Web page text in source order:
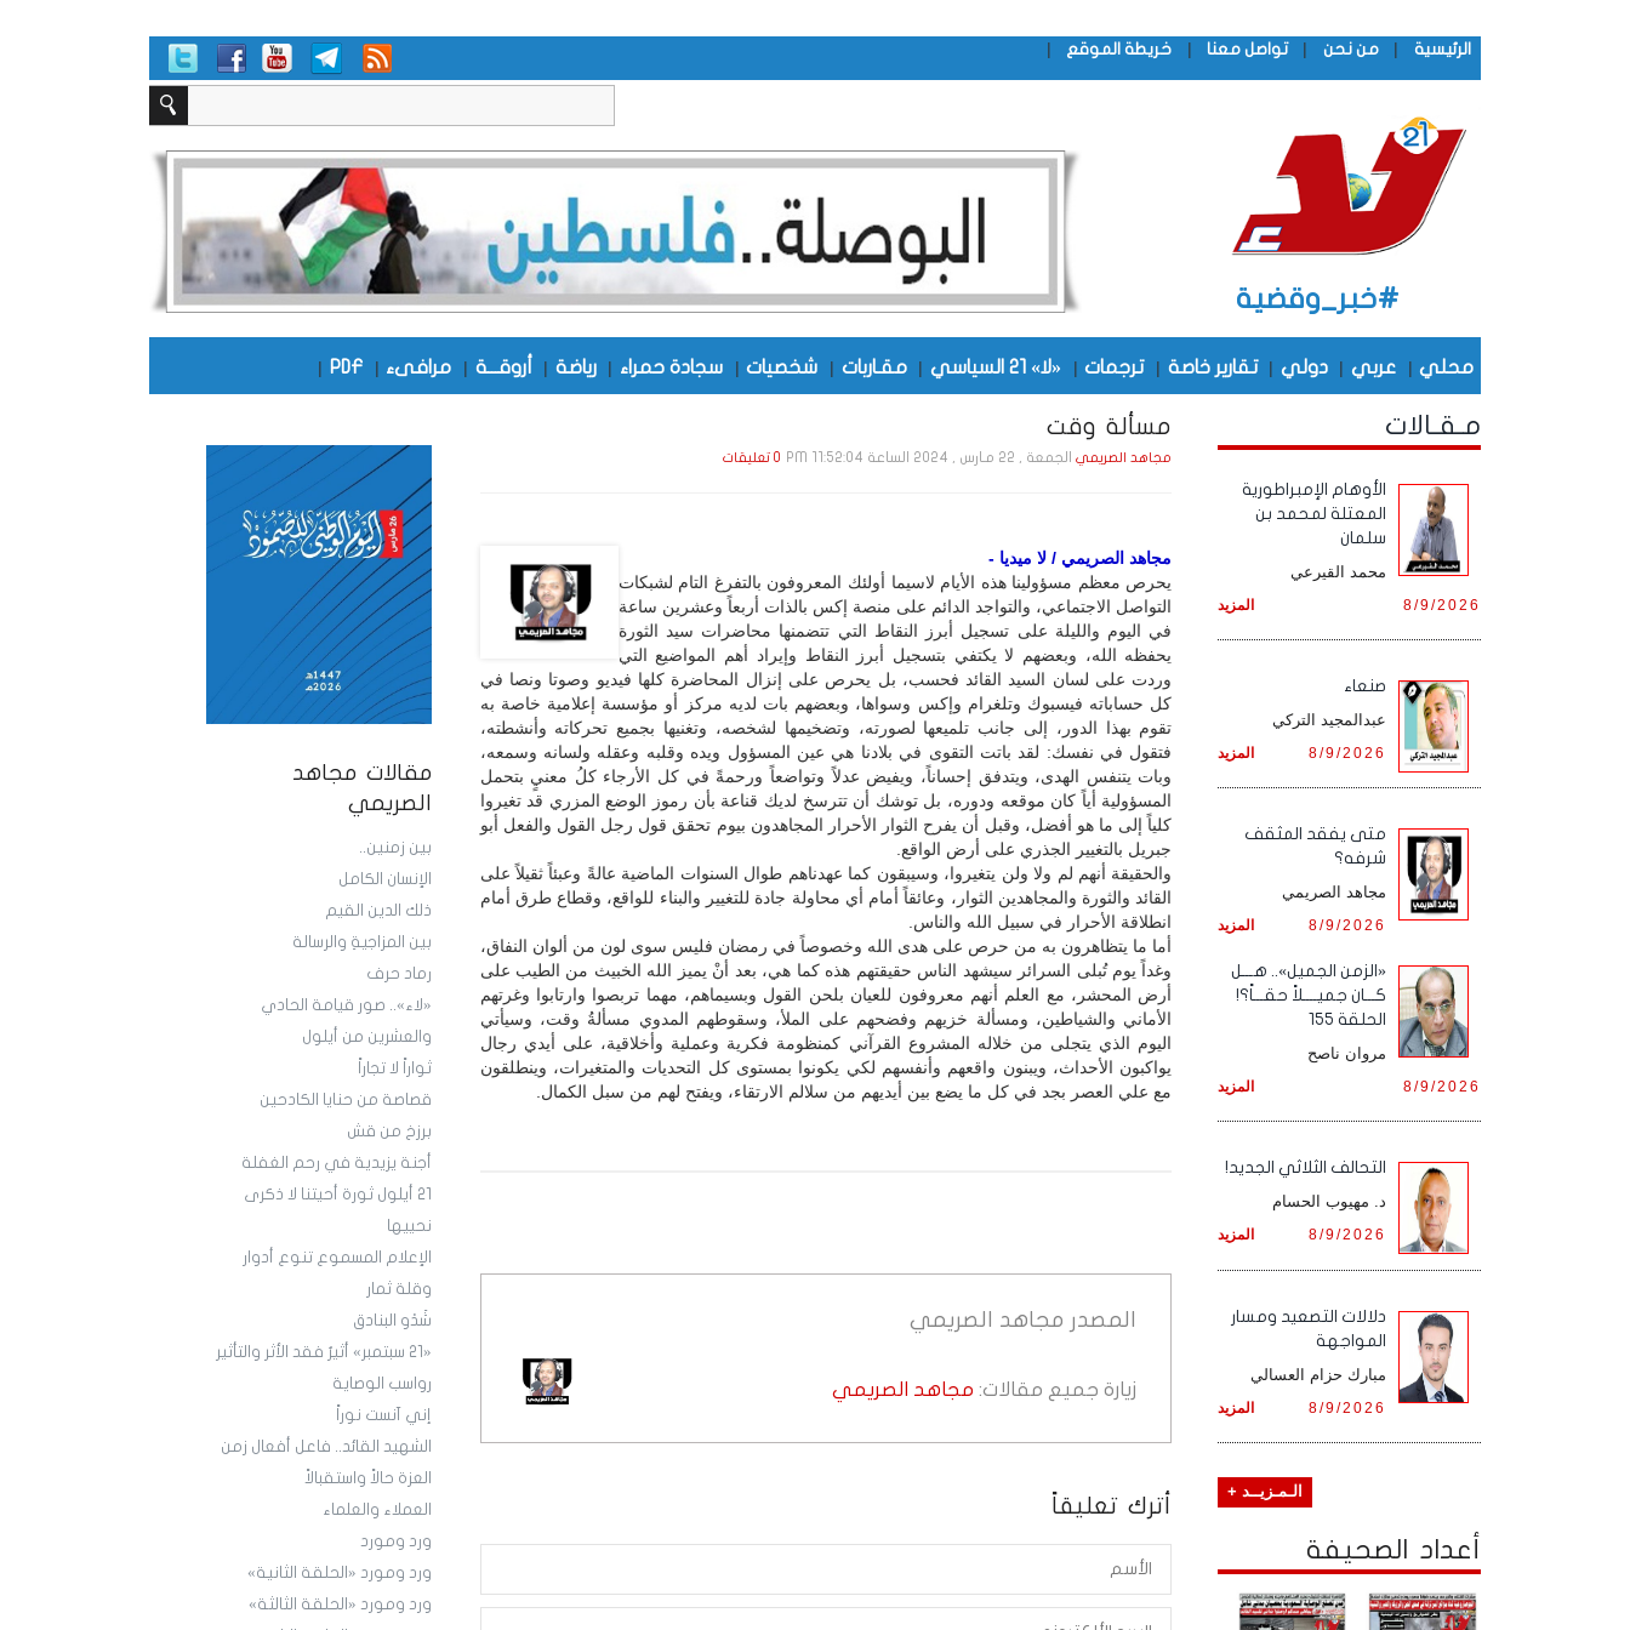
الرئيسية | من نحن | تواصل معنا | خريطة الموقع |
#خبر_وقضية
محلي | عربي | دولي | تقارير خاصة | ترجمات | «لا» 21 السياسي | مقـاربات | شخصيات | سجادة حمراء | رياضة | أروقـــة | مرافىء |
PDF
|
مقالات مجاهد
الصريمي
بين زمنين..
الإنسان الكامل
ذلك الدين القيم
بين المزاجيةِ والرسالة
رماد حرف
«لاء».. صور قيامة الحادي
والعشرين من أيلول
ثواراً لا تجاراً
قصاصة من حنايا الكادحين
برزخ من قش
أجنة يزيدية في رحم الغفلة
21 أيلول ثورة أحيتنا لا ذكرى
نحييها
الإعلام المسموع تنوع أدوار
وقلة ثمار
شَدْو البنادق
«21 سبتمبر» أثيرٌ فقد الأثر والتأثير
رواسب الوصاية
إني آنست نوراً
الشهيد القائد.. فاعل أفعال زمن
العزة حالاً واستقبالاً
العملاء والعلماء
ورد ومورد
ورد ومورد «الحلقة الثانية»
ورد ومورد «الحلقة الثالثة»
مسألة وقت
مجاهد الصريميالجمعة , 22 مـارس , 2024 الساعة 11:52:04 PM 0 تعليقات
مجاهد الصريمي / لا ميديا -
يحرص معظم مسؤولينا هذه الأيام لاسيما أولئك المعروفون بالتفرغ التام لشبكات
التواصل الاجتماعي، والتواجد الدائم على منصة إكس بالذات أربعاً وعشرين ساعة
في اليوم والليلة على تسجيل أبرز النقاط التي تتضمنها محاضرات سيد الثورة
يحفظه الله، وبعضهم لا يكتفي بتسجيل أبرز النقاط وإيراد أهم المواضيع التي
وردت على لسان السيد القائد فحسب، بل يحرص على إنزال المحاضرة كلها فيديو وصوتا ونصا في
كل حساباته فيسبوك وتلغرام وإكس وسواها، وبعضهم بات لديه مركز أو مؤسسة إعلامية خاصة به
تقوم بهذا الدور، إلى جانب تلميعها لصورته، وتضخيمها لشخصه، وتغنيها بجميع تحركاته وأنشطته،
فتقول في نفسك: لقد باتت التقوى في بلادنا هي عين المسؤول ويده وقلبه وعقله ولسانه وسمعه،
وبات يتنفس الهدى، ويتدفق إحساناً، ويفيض عدلاً وتواضعاً ورحمةً في كل الأرجاء كلُ معنيٍ بتحمل
المسؤولية أياً كان موقعه ودوره، بل توشك أن تترسخ لديك قناعة بأن رموز الوضع المزري قد تغيروا
كلياً إلى ما هو أفضل، وقبل أن يفرح الثوار الأحرار المجاهدون بيوم تحقق قول رجل القول والفعل أبو
جبريل بالتغيير الجذري على أرض الواقع.
والحقيقة أنهم لم ولا ولن يتغيروا، وسيبقون كما عهدناهم طوال السنوات الماضية عالةً وعبئاً ثقيلاً على
القائد والثورة والمجاهدين الثوار، وعائقاً أمام أي محاولة جادة للتغيير والبناء للواقع، وقطاع طرق أمام
انطلاقة الأحرار في سبيل الله والناس.
أما ما يتظاهرون به من حرص على هدى الله وخصوصاً في رمضان فليس سوى لون من ألوان النفاق،
وغداً يوم تُبلى السرائر سيشهد الناس حقيقتهم هذه كما هي، بعد أنْ يميز الله الخبيث من الطيب على
أرض المحشر، مع العلم أنهم معروفون للعيان بلحن القول وبسيماهم، مهما تربصوا وارتابوا وغرتهم
الأماني والشياطين، ومسألة خزيهم وفضحهم على الملأ، وسقوطهم المدوي مسألةُ وقت، وسيأتي
اليوم الذي يتجلى من خلاله المشروع القرآني كمنظومة فكرية وعملية وأخلاقية، على أيدي رجال
يواكبون الأحداث، ويبنون واقعهم وأنفسهم لكي يكونوا بمستوى كل التحديات والمتغيرات، وينطلقون
مع علي العصر بجد في كل ما يضع بين أيديهم من سلالم الارتقاء، ويفتح لهم من سبل الكمال.
المصدر مجاهد الصريمي
زيارة جميع مقالات: مجاهد الصريمي
أترك تعليقاً
مـقـالات
الأوهام الإمبراطورية
المعتلة لمحمد بن
سلمان
محمد القيرعي
المزيد 8/9/2026
صنعاء
عبدالمجيد التركي
المزيد 8/9/2026
متى يفقد المثقف
شرفه؟
مجاهد الصريمي
المزيد 8/9/2026
«الزمن الجميل».. هـــل
كـــان جميــــلاً حقـــاً؟!
الحلقة 155
مروان ناصح
المزيد 8/9/2026
التحالف الثلاثي الجديد!
د. مهيوب الحسام
المزيد 8/9/2026
دلالات التصعيد ومسار
المواجهة
مبارك حزام العسالي
المزيد 8/9/2026
الـمـزيــد +
أعداد الصحيفة